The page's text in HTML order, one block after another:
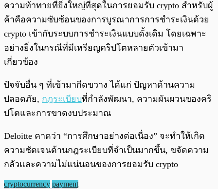
ความท้าทายที่ยิ่งใหญ่ที่สุดในการยอมรับ crypto สำหรับผู้
ค้าคือความซับซ้อนของการบูรณาการการชำระเงินด้วย
crypto เข้ากับระบบการชำระเงินแบบดั้งเดิม โดยเฉพาะ
อย่างยิ่งในกรณีที่มีเหรียญคริปโตหลายตัวเข้ามา
เกี่ยวข้อง
ปัจจับอื่น ๆ ที่เข้ามากีดขวาง ได้แก่ ปัญหาด้านความ
ปลอดภัย, กฎระเบียบที่กำลังพัฒนา, ความผันผวนของคริ
ปโตและการขาดงบประมาณ
Deloitte คาดว่า “การศึกษาอย่างต่อเนื่อง” จะทำให้เกิด
ความชัดเจนด้านกฎระเบียบที่จำเป็นมากขึ้น, ขจัดความ
กลัวและความไม่แน่นอนของการยอมรับ crypto
cryptocurrency payment